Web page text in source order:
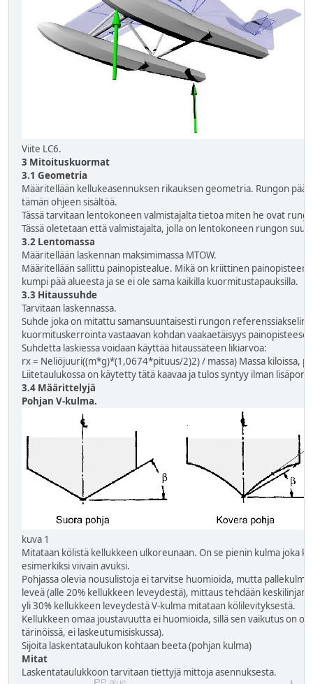
Viite LC6.
3 Mitoituskuormat
3.1 Geometria
Määritellään kellukeasennuksen rikauksen geometria. Rungon
tämän ohjeen sisältöä.
Tässä tarvitaan lentokoneen valmistajalta tietoa miten he ovat
Tässä oletetaan että valmistajalta, jolla on lentokoneen rungon
3.2 Lentomassa
Määritellään laskennan maksimimassa MTOW.
Määritellään sallittu painopistealue. Mikä on kriittinen painopisteen
kumpi pää alueesta ja se ei ole sama kaikilla kuormitustapauksilla.
3.3 Hitaussuhde
Tarvitaan laskennassa.
Suhde joka on mitattu samansuuntaisesti rungon referenssiakselin
kuormituskerrointa vastaavan kohdan vaakaetäisyys
Suhdetta laskiessa voidaan käyttää hitaussäteen likiarvoa:
rx = Neliöjuuri((m*g)*(1,0674*pituus/2)2) / massa) Massa kiloissa,
Liitetaulukossa on käytetty tätä kaavaa ja tulos syntyy ilman
3.4 Määrittelyjä
Pohjan V-kulma.
kuva 1
Mitataan kölistä kellukkeen ulkoreunaan. On se pienin kulma joka
esimerkiksi viivain avuksi.
Pohjassa olevia nousulistoja ei tarvitse huomioida, mutta
leveä (alle 20% kellukkeen leveydestä), mittaus tehdään keskilinjan
yli 30% kellukkeen leveydestä V-kulma mitataan kölilevityksestä.
Kellukkeen omaa joustavuutta ei huomioida, sillä sen vaikutus on
tärinöissä, ei laskeutumisiskussa).
Sijoita laskentataulukon kohtaan beeta (pohjan kulma)
Mitat
Laskentataulukkoon tarvitaan tiettyjä mittoja asennuksesta.